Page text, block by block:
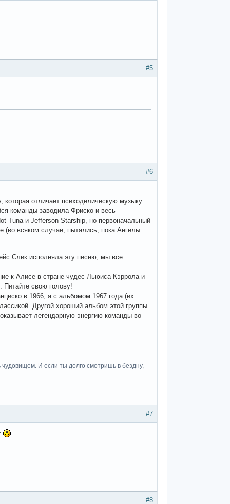
#5
#6
отличает психоделическую музыку
команды заводила Фриско и весь
Tuna и Jefferson Starship, но первоначальный
(во всяком случае, пытались, пока Ангелы
Слик исполняла эту песню, мы все
к Алисе в стране чудес Льюиса Кэррола и
Питайте свою голову!
в 1966, а с альбомом 1967 года (их
Другой хороший альбом этой группы
легендарную энергию команды во
И если ты долго смотришь в бездну,
#7
#8